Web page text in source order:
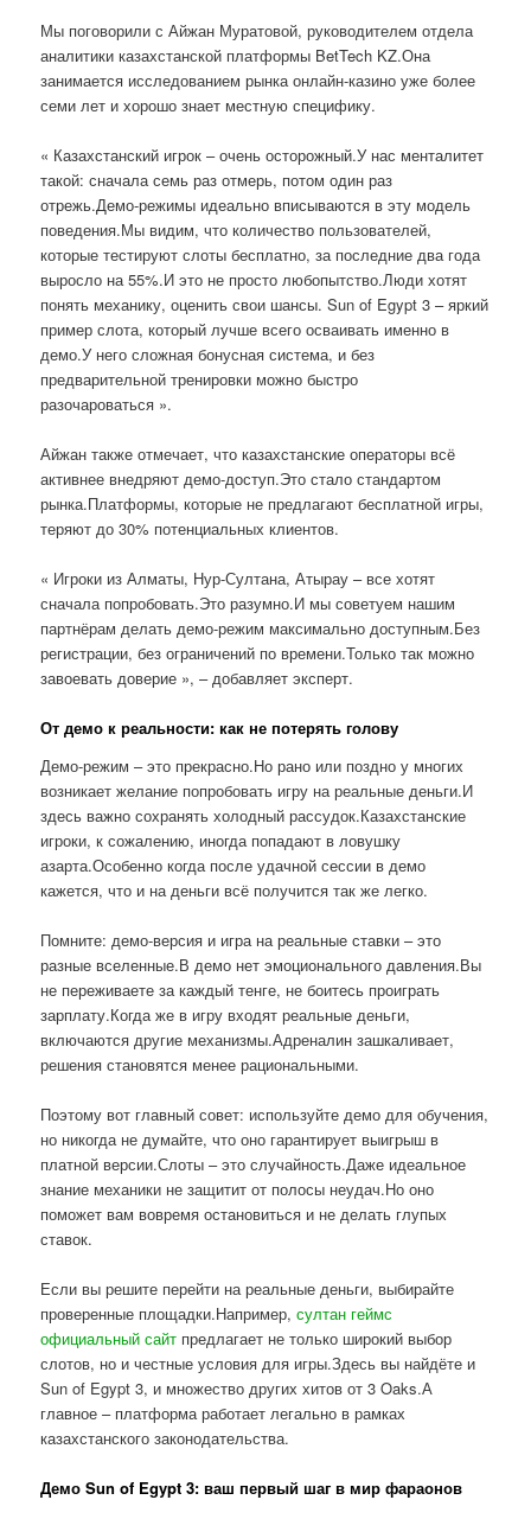
Мы поговорили с Айжан Муратовой, руководителем отдела
аналитики казахстанской платформы BetTech KZ.Она
занимается исследованием рынка онлайн-казино уже более
семи лет и хорошо знает местную специфику.
« Казахстанский игрок – очень осторожный.У нас менталитет
такой: сначала семь раз отмерь, потом один раз
отрежь.Демо-режимы идеально вписываются в эту модель
поведения.Мы видим, что количество пользователей,
которые тестируют слоты бесплатно, за последние два года
выросло на 55%.И это не просто любопытство.Люди хотят
понять механику, оценить свои шансы. Sun of Egypt 3 – яркий
пример слота, который лучше всего осваивать именно в
демо.У него сложная бонусная система, и без
предварительной тренировки можно быстро
разочароваться ».
Айжан также отмечает, что казахстанские операторы всё
активнее внедряют демо-доступ.Это стало стандартом
рынка.Платформы, которые не предлагают бесплатной игры,
теряют до 30% потенциальных клиентов.
« Игроки из Алматы, Нур-Султана, Атырау – все хотят
сначала попробовать.Это разумно.И мы советуем нашим
партнёрам делать демо-режим максимально доступным.Без
регистрации, без ограничений по времени.Только так можно
завоевать доверие », – добавляет эксперт.
От демо к реальности: как не потерять голову
Демо-режим – это прекрасно.Но рано или поздно у многих
возникает желание попробовать игру на реальные деньги.И
здесь важно сохранять холодный рассудок.Казахстанские
игроки, к сожалению, иногда попадают в ловушку
азарта.Особенно когда после удачной сессии в демо
кажется, что и на деньги всё получится так же легко.
Помните: демо-версия и игра на реальные ставки – это
разные вселенные.В демо нет эмоционального давления.Вы
не переживаете за каждый тенге, не боитесь проиграть
зарплату.Когда же в игру входят реальные деньги,
включаются другие механизмы.Адреналин зашкаливает,
решения становятся менее рациональными.
Поэтому вот главный совет: используйте демо для обучения,
но никогда не думайте, что оно гарантирует выигрыш в
платной версии.Слоты – это случайность.Даже идеальное
знание механики не защитит от полосы неудач.Но оно
поможет вам вовремя остановиться и не делать глупых
ставок.
Если вы решите перейти на реальные деньги, выбирайте
проверенные площадки.Например,султан геймс
официальный сайт предлагает не только широкий выбор
слотов, но и честные условия для игры.Здесь вы найдёте и
Sun of Egypt 3, и множество других хитов от 3 Oaks.А
главное – платформа работает легально в рамках
казахстанского законодательства.
Демо Sun of Egypt 3: ваш первый шаг в мир фараонов